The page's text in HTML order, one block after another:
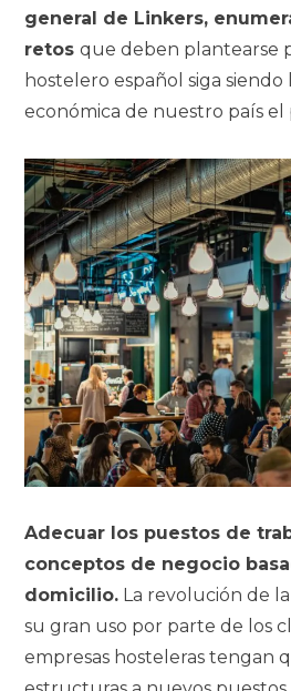
general de Linkers,
retosque deben plantearse
hostelero español siga siendo
económica de nuestro país el
Adecuar los puestos de
conceptos de negocio
domicilio. La revolución de
su gran uso por parte de los
empresas hosteleras tengan